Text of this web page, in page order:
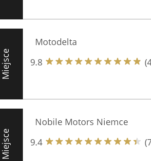
Miejsce
Motodelta
9.8
Miejsce
Nobile Motors Niemce
9.4